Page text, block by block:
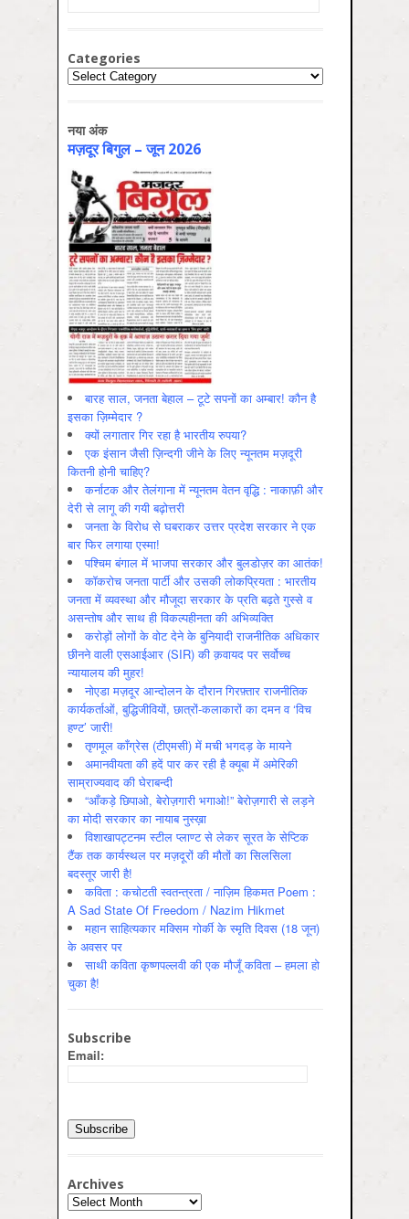
Categories
Categories
नया अंक
मज़दूर बिगुल – जून 2026
बारह साल, जनता बेहाल – टूटे सपनों का अम्बार! कौन है
इसका ज़िम्मेदार ?
क्यों लगातार गिर रहा है भारतीय रुपया?
एक इंसान जैसी ज़िन्दगी जीने के लिए न्यूनतम मज़दूरी
कितनी होनी चाहिए?
कर्नाटक और तेलंगाना में न्यूनतम वेतन वृद्धि : नाकाफ़ी और
देरी से लागू की गयी बढ़ोत्तरी
जनता के विरोध से घबराकर उत्तर प्रदेश सरकार ने एक
बार फिर लगाया एस्मा!
पश्चिम बंगाल में भाजपा सरकार और बुलडोज़र का आतंक!
कॉकरोच जनता पार्टी और उसकी लोकप्रियता : भारतीय
जनता में व्‍यवस्‍था और मौजूदा सरकार के प्रति बढ़ते गुस्‍से व
असन्‍तोष और साथ ही विकल्‍पहीनता की अभिव्‍यक्ति
करोड़ों लोगों के वोट देने के बुनियादी राजनीतिक अधिकार
छीनने वाली एसआईआर (SIR) की क़वायद पर सर्वोच्च
न्यायालय की मुहर!
नोएडा मज़दूर आन्दोलन के दौरान गिरफ़्तार राजनीतिक
कार्यकर्ताओं, बुद्धिजीवियों, छात्रों-कलाकारों का दमन व ‘विच
हण्ट’ जारी!
तृणमूल काँग्रेस (टीएमसी) में मची भगदड़ के मायने
अमानवीयता की हदें पार कर रही है क्यूबा में अमेरिकी
साम्राज्यवाद की घेराबन्दी
“आँकड़े छिपाओ, बेरोज़गारी भगाओ!” बेरोज़गारी से लड़ने
का मोदी सरकार का नायाब नुस्ख़ा
विशाखापट्टनम स्टील प्लाण्ट से लेकर सूरत के सेप्टिक
टैंक तक कार्यस्थल पर मज़दूरों की मौतों का सिलसिला
बदस्तूर जारी है!
कविता : कचोटती स्वतन्त्रता / नाज़िम हिकमत Poem :
A Sad State Of Freedom / Nazim Hikmet
महान साहित्यकार मक्सिम गोर्की के स्मृति दिवस (18 जून)
के अवसर पर
साथी कविता कृष्णपल्लवी की एक मौजूँ कविता – हमला हो
चुका है!
Subscribe
Email:
Archives
Archives